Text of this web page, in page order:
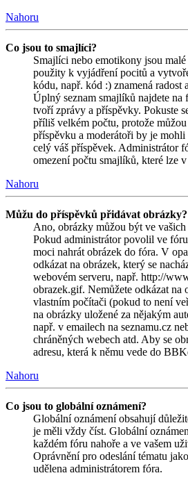
Nahoru
Co jsou to smajlíci?
Smajlíci nebo emotikony jsou
použity k vyjádření pocitů a
kódu, např. kód :) znamená radost
Úplný seznam smajlíků najdete na
tvoří zprávy a příspěvky. Pokuste
příliš velkém počtu, protože
příspěvku a moderátoři by je mohli
celý váš příspěvek. Administrátor
omezení počtu smajlíků, které lze
Nahoru
Můžu do příspěvků přidávat obrázky?
Ano, obrázky můžou být ve
Pokud administrátor povolil ve
moci nahrát obrázek do fóra. V
odkázat na obrázek, který se
webovém serveru, např. http://
obrazek.gif. Nemůžete odkázat na
vlastním počítači (pokud to není
na obrázky uložené za nějakým
např. v emailech na seznamu.cz
chráněných webech atd. Aby se
adresu, která k němu vede do
Nahoru
Co jsou to globální oznámení?
Globální oznámení obsahují
je měli vždy číst. Globální
každém fóru nahoře a ve vašem
Oprávnění pro odeslání tématu
udělena administrátorem fóra.